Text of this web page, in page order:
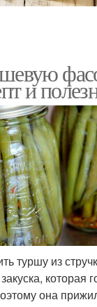
и
туршу из
которая
она